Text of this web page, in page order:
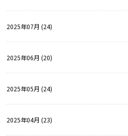
2025年07月 (24)
2025年06月 (20)
2025年05月 (24)
2025年04月 (23)